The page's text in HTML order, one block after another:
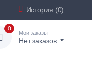
История (0)
0
Мои заказы
Нет заказов